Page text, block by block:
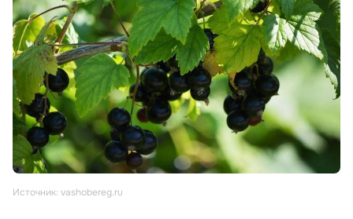
Источник: vashobereg.ru